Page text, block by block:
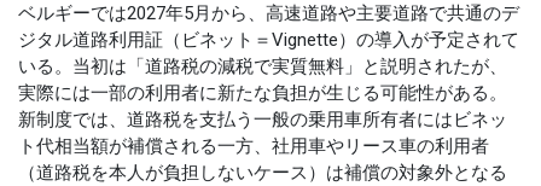
ベルギーでは2027年5月から、高速道路や主要道路で共通のデ
ジタル道路利用証（ビネット＝Vignette）の導入が予定されて
いる。当初は「道路税の減税で実質無料」と説明されたが、
実際には一部の利用者に新たな負担が生じる可能性がある。
新制度では、道路税を支払う一般の乗用車所有者にはビネッ
ト代相当額が補償される一方、社用車やリース車の利用者
（道路税を本人が負担しないケース）は補償の対象外となる